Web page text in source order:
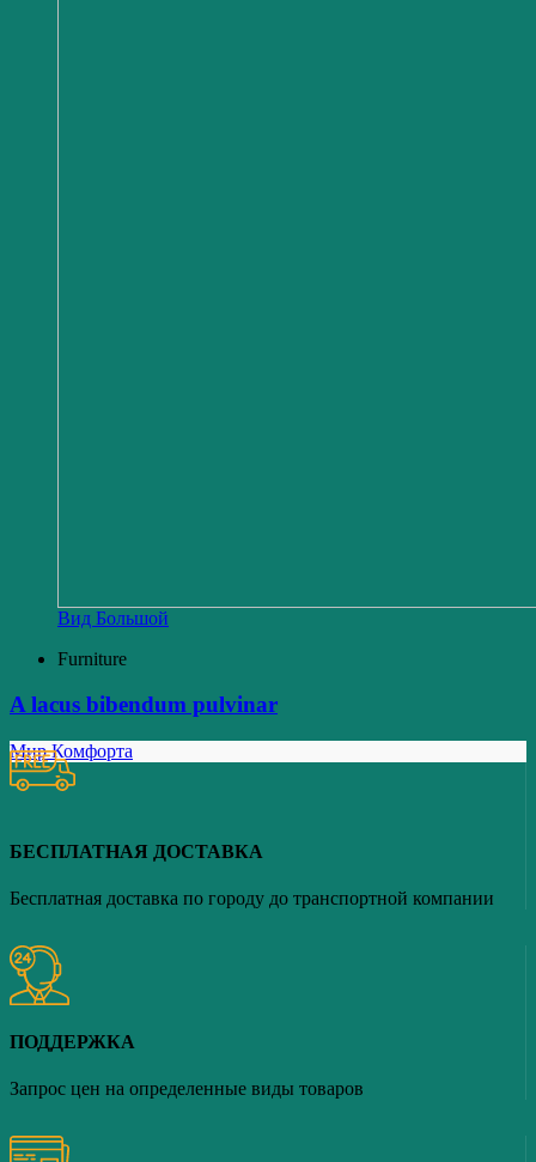
Вид Большой
Furniture
A lacus bibendum pulvinar
Мир Комфорта
БЕСПЛАТНАЯ ДОСТАВКА
Бесплатная доставка по городу до транспортной компании
ПОДДЕРЖКА
Запрос цен на определенные виды товаров